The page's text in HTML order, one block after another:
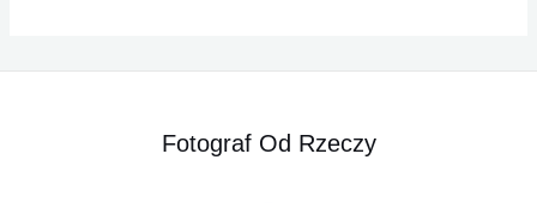
Fotograf Od Rzeczy